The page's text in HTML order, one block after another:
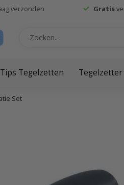
verzonden Gratis
Tips Tegelzetten
Set